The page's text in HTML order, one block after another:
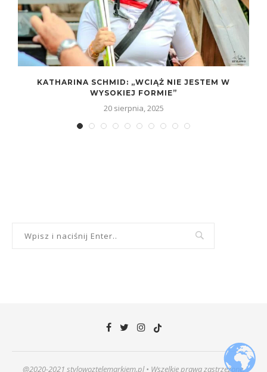
KATHARINA SCHMID: „WCIĄŻ NIE JESTEM W
WYSOKIEJ FORMIE”
20 sierpnia, 2025
@2020-2021 stylowoztelemarkiem.pl • Wszelkie prawa zastrzeżone.